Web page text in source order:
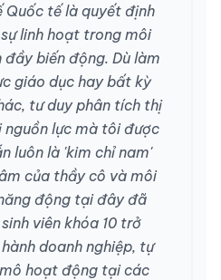
Quốc tế là quyết định
linh hoạt trong môi
biến động. Dù làm
giáo dục hay bất kỳ
tư duy phân tích thị
lực mà tôi được
luôn là 'kim chỉ nam'
của thầy cô và môi
động tại đây đã
viên khóa 10 trở
doanh nghiệp, tự
hoạt động tại các